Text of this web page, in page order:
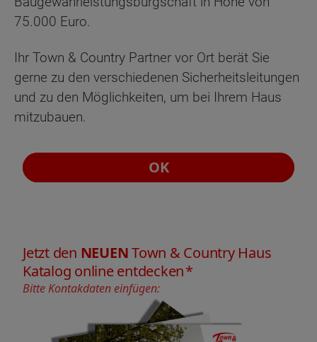
75.000 Euro.
Ihr Town & Country Partner vor Ort berät Sie
gerne zu den verschiedenen Sicherheitsleitungen
und zu den Möglichkeiten, um bei Ihrem Haus
mitzubauen.